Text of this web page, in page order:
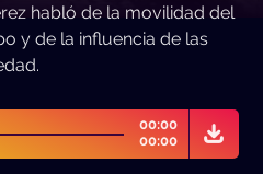
habló de la movilidad del
y de la influencia de las
00:00
00:00